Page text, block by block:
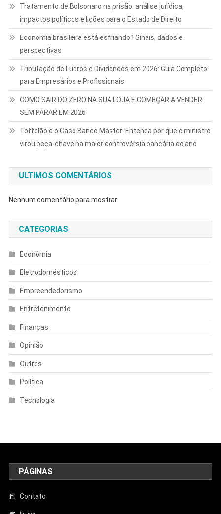
Tratamento de Bolsonaro na prisão: análise jurídica,
impactos políticos e lições para o Estado de Direito
Economia brasileira está esfriando? Sinais, dados e
perspectivas
Tributação de Lucros e Dividendos em 2026: Guia Completo
para Empresários e Profissionais
COMO SAIR DO ZERO NA SUA LOJA E COMEÇAR A VENDER
SEM PARAR EM 2026
Toffolão e o Caso Banco Master: Entenda por que o ministro
virou peça-chave na maior controvérsia bancária do ano
ULTIMOS COMENTÁRIOS
Nenhum comentário para mostrar.
CATEGORIAS
Econômia
Eletrodomésticos
Empreendedorismo
Entretenimento
Finanças
Opinião
Outros
Política
Tecnologia
PÁGINAS
Contato